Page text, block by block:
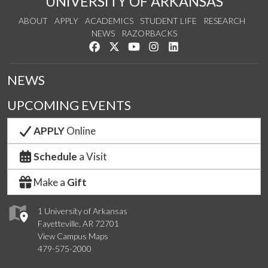
ABOUT APPLY ACADEMICS STUDENT LIFE
RESEARCH
NEWS
RAZORBACKS
Like us on Facebook
Follow us on Twitter
Watch us on YouTube
See us on Instagram
1 University of Arkansas
Fayetteville, AR 72701
View Campus Maps
479-575-2000
NEWS
UPCOMING EVENTS
APPLYOnline
Schedule a Visit
Make a Gift